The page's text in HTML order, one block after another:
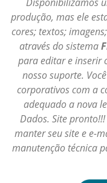
produção, mas ele
cores; textos;
através do sistema
para editar e inserir
nosso suporte.
corporativos com a
adequado a nova
Dados. Site
manter seu site e e-
manutenção técnica